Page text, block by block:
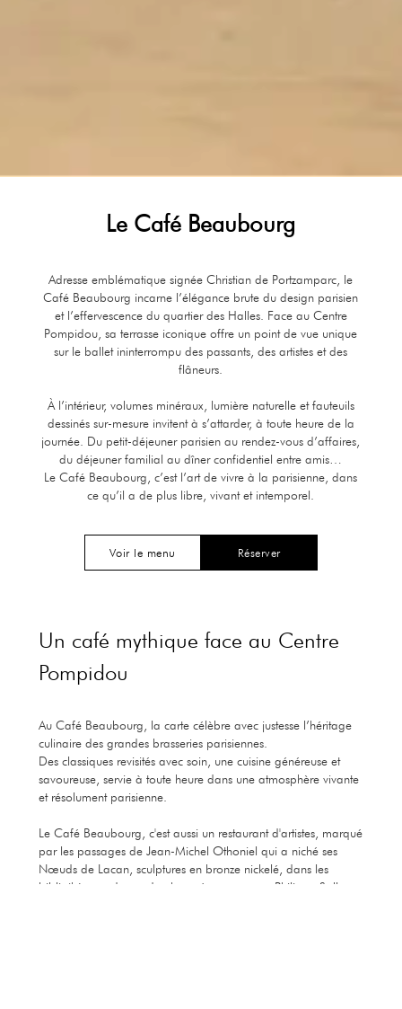
Le Café Beaubourg
Adresse emblématique signée Christian de Portzamparc, le
Café Beaubourg incarne l’élégance brute du design parisien
et l’effervescence du quartier des Halles. Face au Centre
Pompidou, sa terrasse iconique offre un point de vue unique
sur le ballet ininterrompu des passants, des artistes et des
flâneurs.
À l’intérieur, volumes minéraux, lumière naturelle et fauteuils
dessinés sur-mesure invitent à s’attarder, à toute heure de la
journée. Du petit-déjeuner parisien au rendez-vous d’affaires,
du déjeuner familial au dîner confidentiel entre amis…
Le Café Beaubourg, c’est l’art de vivre à la parisienne, dans
ce qu’il a de plus libre, vivant et intemporel.
Voir le menu Réserver
Un café mythique face au Centre
Pompidou
Au Café Beaubourg, la carte célèbre avec justesse l’héritage
culinaire des grandes brasseries parisiennes.
Des classiques revisités avec soin, une cuisine généreuse et
savoureuse, servie à toute heure dans une atmosphère vivante
et résolument parisienne.
Le Café Beaubourg, c'est aussi un restaurant d'artistes, marqué
par les passages de Jean-Michel Othoniel qui a niché ses
Nœuds de Lacan, sculptures en bronze nickelé, dans les
bibliothèques du rez-de-chaussée, ou encore Philippe Sollers ,